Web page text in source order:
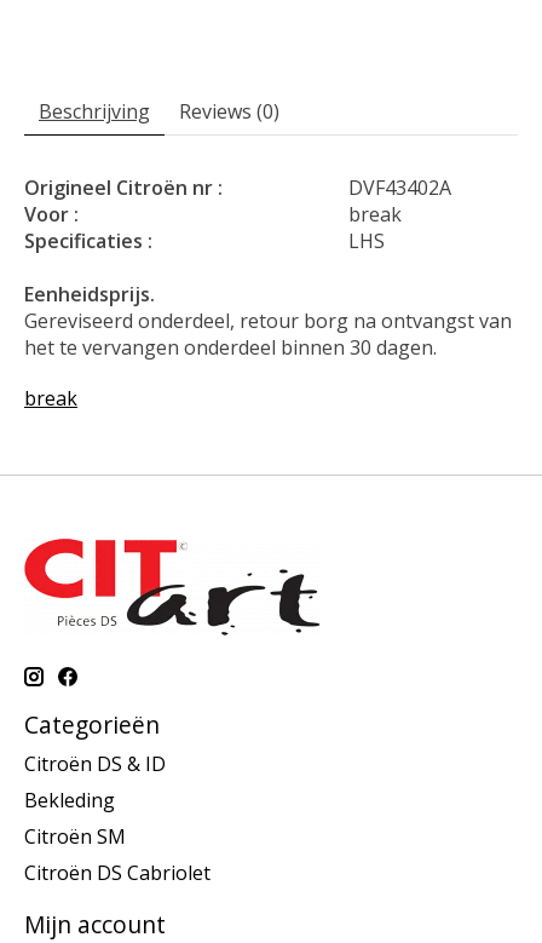
Beschrijving Reviews (0)
Origineel Citroën nr :
DVF43402A
Voor :
break
Specificaties :
LHS
Eenheidsprijs.
Gereviseerd onderdeel, retour borg na ontvangst van
het te vervangen onderdeel binnen 30 dagen.
break
Categorieën
Citroën DS & ID
Bekleding
Citroën SM
Citroën DS Cabriolet
Mijn account